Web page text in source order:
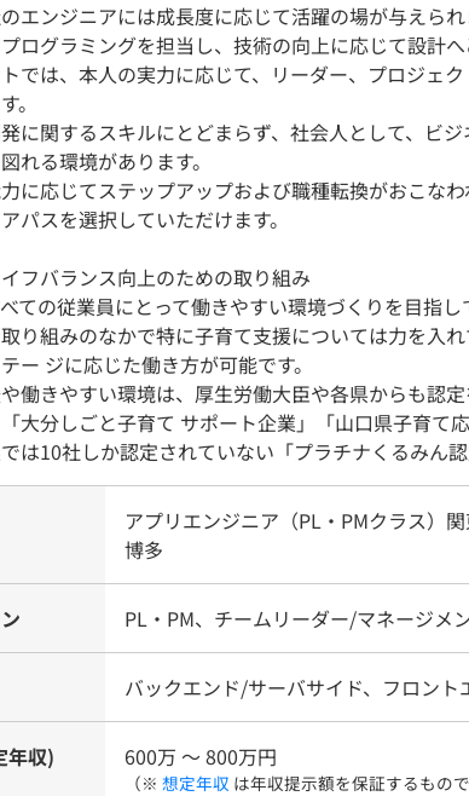
エンジニアには成長度に応じて活躍の場が与えられ
ログラミングを担当し、技術の向上に応じて設計へ
では、本人の実力に応じて、リーダー、プロジェ
。
に関するスキルにとどまらず、社会人として、ビ
れる環境があります。
に応じてステップアップおよび職種転換がおこな
パスを選択していただけます。
フバランス向上のための取り組み
ての従業員にとって働きやすい環境づくりを目指し
り組みのなかで特に子育て支援については力を入
ー ジに応じた働き方が可能です。
働きやすい環境は、厚生労働大臣や各県からも認
大分しごと子育て サポート企業」「山口県子育て
は10社しか認定されていない「プラチナくるみん認
アプリエンジニア（PL・PMクラス）
博多
PL・PM、チームリーダー/マネージメ
バックエンド/サーバサイド、フロント
年収) 600万 〜 800万円
（※ 想定年収 は年収提示額を保証するもの